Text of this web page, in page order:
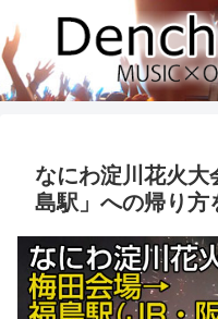
なにわ淀川花火大
島駅」への帰り方